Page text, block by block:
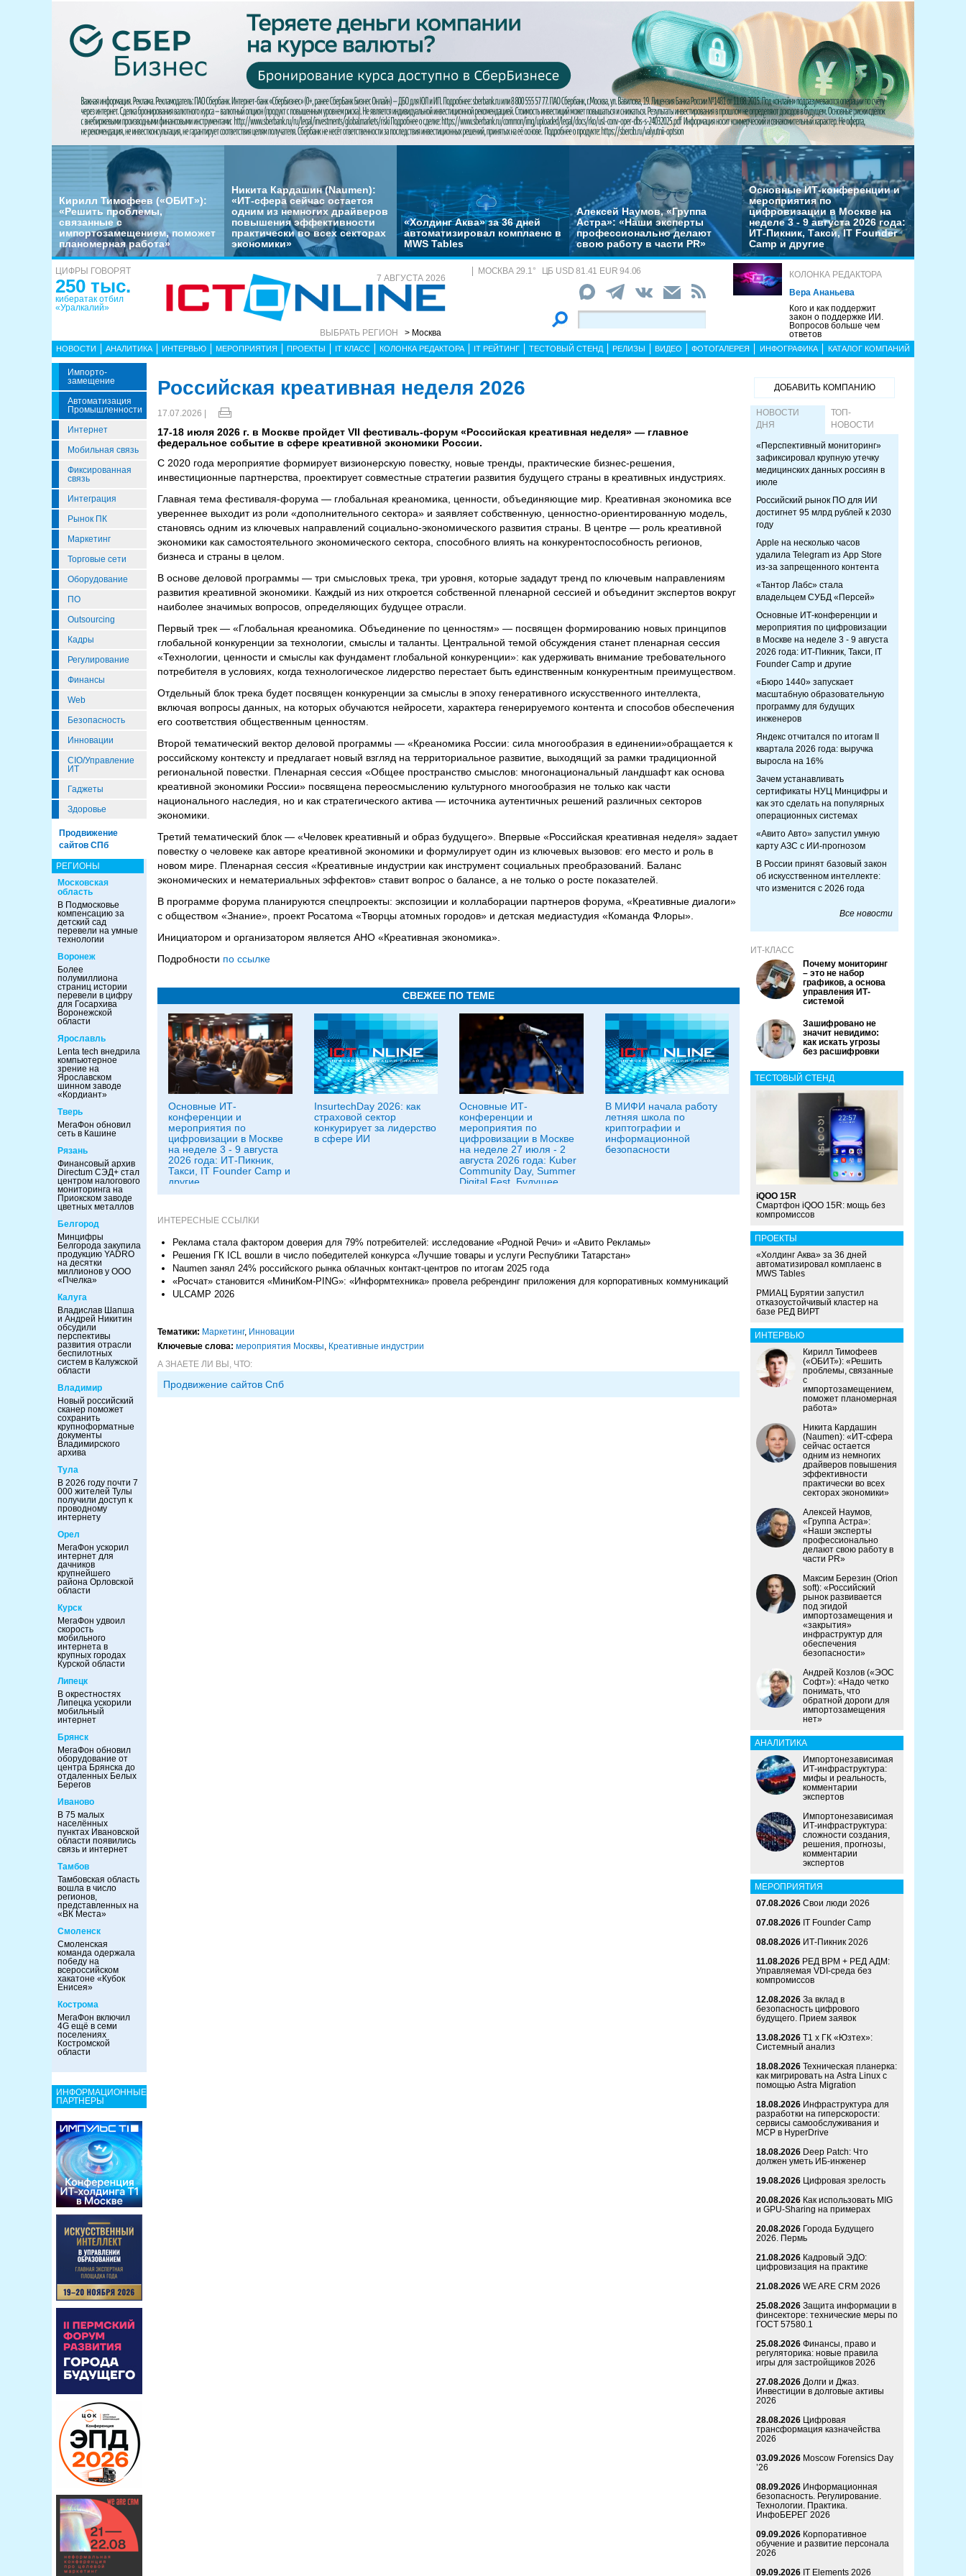
Кирилл Тимофеев («ОБИТ»):
«Решить проблемы,
связанные с
импортозамещением, поможет
планомерная работа»
Никита Кардашин (Naumen):
«ИТ-сфера сейчас остается
одним из немногих драйверов
повышения эффективности
практически во всех секторах
экономики»
«Холдинг Аква» за 36 дней
автоматизировал комплаенс в
MWS Tables
Алексей Наумов, «Группа
Астра»: «Наши эксперты
профессионально делают
свою работу в части PR»
Основные ИТ-конференции и
мероприятия по
цифровизации в Москве на
неделе 3 - 9 августа 2026 года:
ИТ-Пикник, Такси, IT Founder
Camp и другие
ЦИФРЫ ГОВОРЯТ
250 тыс.
кибератак отбил
«Уралкалий»
7 АВГУСТА 2026
ВЫБРАТЬ РЕГИОН > Москва
МОСКВА 29.1° ЦБ USD 81.41 EUR 94.06
КОЛОНКА РЕДАКТОРА
Вера Ананьева
Кого и как поддержит
закон о поддержке ИИ.
Вопросов больше чем
ответов
НОВОСТИ АНАЛИТИКА ИНТЕРВЬЮ МЕРОПРИЯТИЯ ПРОЕКТЫ IT КЛАСС КОЛОНКА РЕДАКТОРА IT РЕЙТИНГ ТЕСТОВЫЙ СТЕНД РЕЛИЗЫ ВИДЕО ФОТОГАЛЕРЕЯ ИНФОГРАФИКА КАТАЛОГ КОМПАНИЙ
Импорто­
Замещение
Автоматизация
Промышленности
Интернет
Мобильная связь
Фиксированная
связь
Интеграция
Рынок ПК
Маркетинг
Торговые сети
Оборудование
ПО
Outsourcing
Кадры
Регулирование
Финансы
Web
Безопасность
Инновации
CIO/Управление
ИТ
Гаджеты
Здоровье
Продвижение
сайтов СПб
РЕГИОНЫ
Московская
область
В Подмосковье
компенсацию за
детский сад
перевели на умные
технологии
Воронеж
Более
полумиллиона
страниц истории
перевели в цифру
для Госархива
Воронежской
области
Ярославль
Lenta tech внедрила
компьютерное
зрение на
Ярославском
шинном заводе
«Кордиант»
Тверь
МегаФон обновил
сеть в Кашине
Рязань
Финансовый архив
Directum СЭД+ стал
центром налогового
мониторинга на
Приокском заводе
цветных металлов
Белгород
Минцифры
Белгорода закупила
продукцию YADRO
на десятки
миллионов у ООО
«Пчелка»
Калуга
Владислав Шапша
и Андрей Никитин
обсудили
перспективы
развития отрасли
беспилотных
систем в Калужской
области
Владимир
Новый российский
сканер поможет
сохранить
крупноформатные
документы
Владимирского
архива
Тула
В 2026 году почти 7
000 жителей Тулы
получили доступ к
проводному
интернету
Орел
МегаФон ускорил
интернет для
дачников
крупнейшего
района Орловской
области
Курск
МегаФон удвоил
скорость
мобильного
интернета в
крупных городах
Курской области
Липецк
В окрестностях
Липецка ускорили
мобильный
интернет
Брянск
МегаФон обновил
оборудование от
центра Брянска до
отдаленных Белых
Берегов
Иваново
В 75 малых
населённых
пунктах Ивановской
области появились
связь и интернет
Тамбов
Тамбовская область
вошла в число
регионов,
представленных на
«ВК Места»
Смоленск
Смоленская
команда одержала
победу на
всероссийском
хакатоне «Кубок
Енисея»
Кострома
МегаФон включил
4G ещё в семи
поселениях
Костромской
области
ИНФОРМАЦИОННЫЕ
ПАРТНЕРЫ
Российская креативная неделя 2026
17.07.2026 |
17-18 июля 2026 г. в Москве пройдет VII фестиваль-форум «Российская креативная неделя» — главное
федеральное событие в сфере креативной экономики России.
С 2020 года мероприятие формирует визионерскую повестку, новые тренды, практические бизнес-решения,
инвестиционные партнерства, проектирует совместные стратегии развития будущего страны в креативных индустриях.
Главная тема фестиваля-форума — глобальная креаномика, ценности, объединяющие мир. Креативная экономика все
увереннее выходит из роли «дополнительного сектора» и заявляет собственную, ценностно-ориентированную модель,
становясь одним из ключевых направлений социально-экономического развития страны. В центре — роль креативной
экономики как самостоятельного экономического сектора, способного влиять на конкурентоспособность регионов,
бизнеса и страны в целом.
В основе деловой программы — три смысловых трека, три уровня, которые зададут тренд по ключевым направлениям
развития креативной экономики. Каждый из них откроется собственной пленарной сессией и объединит экспертов вокруг
наиболее значимых вопросов, определяющих будущее отрасли.
Первый трек — «Глобальная креаномика. Объединение по ценностям» — посвящен формированию новых принципов
глобальной конкуренции за технологии, смыслы и таланты. Центральной темой обсуждения станет пленарная сессия
«Технологии, ценности и смыслы как фундамент глобальной конкуренции»: как удерживать внимание требовательного
потребителя в условиях, когда технологическое лидерство перестает быть единственным конкурентным преимуществом.
Отдельный блок трека будет посвящен конкуренции за смыслы в эпоху генеративного искусственного интеллекта,
включая вопросы данных, на которых обучаются нейросети, характера генерируемого контента и способов обеспечения
его соответствия общественным ценностям.
Второй тематический вектор деловой программы — «Креаномика России: сила многообразия в единении»обращается к
российскому контексту и предлагает новый взгляд на территориальное развитие, выходящий за рамки традиционной
региональной повестки. Пленарная сессия «Общее пространство смыслов: многонациональный ландшафт как основа
креативной экономики России» посвящена переосмыслению культурного многообразия не только как части
национального наследия, но и как стратегического актива — источника аутентичных решений различных секторов
экономики.
Третий тематический блок — «Человек креативный и образ будущего». Впервые «Российская креативная неделя» задает
повестку о человеке как авторе креативной экономики и формулирует один из ключевых вызовов: его место и роль в
новом мире. Пленарная сессия «Креативные индустрии как инструмент социальных преобразований. Баланс
экономических и нематериальных эффектов» ставит вопрос о балансе, а не только о росте показателей.
В программе форума планируются спецпроекты: экспозиции и коллаборации партнеров форума, «Креативные диалоги»
с обществом «Знание», проект Росатома «Творцы атомных городов» и детская медиастудия «Команда Флоры».
Инициатором и организатором является АНО «Креативная экономика».
Подробности по ссылке
СВЕЖЕЕ ПО ТЕМЕ
Основные ИТ-
конференции и
мероприятия по
цифровизации в Москве
на неделе 3 - 9 августа
2026 года: ИТ-Пикник,
Такси, IT Founder Camp и
другие
InsurtechDay 2026: как
страховой сектор
конкурирует за лидерство
в сфере ИИ
Основные ИТ-
конференции и
мероприятия по
цифровизации в Москве
на неделе 27 июля - 2
августа 2026 года: Kuber
Community Day, Summer
Digital Fest, Будущее
исследований в
В МИФИ начала работу
летняя школа по
криптографии и
информационной
безопасности
ИНТЕРЕСНЫЕ ССЫЛКИ
Реклама стала фактором доверия для 79% потребителей: исследование «Родной Речи» и «Авито Рекламы»
Решения ГК ICL вошли в число победителей конкурса «Лучшие товары и услуги Республики Татарстан»
Naumen занял 24% российского рынка облачных контакт-центров по итогам 2025 года
«Росчат» становится «МиниКом-PING»: «Информтехника» провела ребрендинг приложения для корпоративных коммуникаций
ULCAMP 2026
Тематики: Маркетинг, Инновации
Ключевые слова: мероприятия Москвы, Креативные индустрии
А ЗНАЕТЕ ЛИ ВЫ, ЧТО:
Продвижение сайтов Спб
ДОБАВИТЬ КОМПАНИЮ
НОВОСТИ
ДНЯ
ТОП-
НОВОСТИ
«Перспективный мониторинг»
зафиксировал крупную утечку
медицинских данных россиян в
июле
Российский рынок ПО для ИИ
достигнет 95 млрд рублей к 2030
году
Apple на несколько часов
удалила Telegram из App Store
из-за запрещенного контента
«Тантор Лабс» стала
владельцем СУБД «Персей»
Основные ИТ-конференции и
мероприятия по цифровизации
в Москве на неделе 3 - 9 августа
2026 года: ИТ-Пикник, Такси, IT
Founder Camp и другие
«Бюро 1440» запускает
масштабную образовательную
программу для будущих
инженеров
Яндекс отчитался по итогам II
квартала 2026 года: выручка
выросла на 16%
Зачем устанавливать
сертификаты НУЦ Минцифры и
как это сделать на популярных
операционных системах
«Авито Авто» запустил умную
карту АЗС с ИИ-прогнозом
В России принят базовый закон
об искусственном интеллекте:
что изменится с 2026 года
Все новости
ИТ-КЛАСС
Почему мониторинг
– это не набор
графиков, а основа
управления ИТ-
системой
Зашифровано не
значит невидимо:
как искать угрозы
без расшифровки
ТЕСТОВЫЙ СТЕНД
iQOO 15R
Смартфон iQOO 15R: мощь без
компромиссов
ПРОЕКТЫ
«Холдинг Аква» за 36 дней
автоматизировал комплаенс в
MWS Tables
РМИАЦ Бурятии запустил
отказоустойчивый кластер на
базе РЕД ВИРТ
ИНТЕРВЬЮ
Кирилл Тимофеев
(«ОБИТ»): «Решить
проблемы, связанные
с
импортозамещением,
поможет планомерная
работа»
Никита Кардашин
(Naumen): «ИТ-сфера
сейчас остается
одним из немногих
драйверов повышения
эффективности
практически во всех
секторах экономики»
Алексей Наумов,
«Группа Астра»:
«Наши эксперты
профессионально
делают свою работу в
части PR»
Максим Березин (Orion
soft): «Российский
рынок развивается
под эгидой
импортозамещения и
«закрытия»
инфраструктур для
обеспечения
безопасности»
Андрей Козлов («ЭОС
Софт»): «Надо четко
понимать, что
обратной дороги для
импортозамещения
нет»
АНАЛИТИКА
Импортонезависимая
ИТ-инфраструктура:
мифы и реальность,
комментарии
экспертов
Импортонезависимая
ИТ-инфраструктура:
сложности создания,
решения, прогнозы,
комментарии
экспертов
МЕРОПРИЯТИЯ
07.08.2026 Свои люди 2026
07.08.2026 IT Founder Camp
08.08.2026 ИТ-Пикник 2026
11.08.2026 РЕД ВРМ + РЕД АДМ:
Управляемая VDI-среда без
компромиссов
12.08.2026 За вклад в
безопасность цифрового
будущего. Прием заявок
13.08.2026 Т1 x ГК «Юзтех»:
Системный анализ
18.08.2026 Техническая планерка:
как мигрировать на Astra Linux с
помощью Astra Migration
18.08.2026 Инфраструктура для
разработки на гиперскорости:
сервисы самообслуживания и
MCP в HyperDrive
18.08.2026 Deep Patch: Что
должен уметь ИБ-инженер
19.08.2026 Цифровая зрелость
20.08.2026 Как использовать MIG
и GPU-Sharing на примерах
20.08.2026 Города Будущего
2026. Пермь
21.08.2026 Кадровый ЭДО:
цифровизация на практике
21.08.2026 WE ARE CRM 2026
25.08.2026 Защита информации в
финсекторе: технические меры по
ГОСТ 57580.1
25.08.2026 Финансы, право и
регуляторика: новые правила
игры для застройщиков 2026
27.08.2026 Долги и Джаз.
Инвестиции в долговые активы
2026
28.08.2026 Цифровая
трансформация казначейства
2026
03.09.2026 Moscow Forensics Day
’26
08.09.2026 Информационная
безопасность. Регулирование.
Технологии. Практика.
ИнфоБЕРЕГ 2026
09.09.2026 Корпоративное
обучение и развитие персонала
2026
09.09.2026 IT Elements 2026